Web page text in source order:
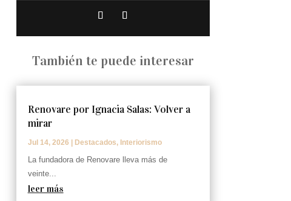
También te puede interesar
Renovare por Ignacia Salas: Volver a
mirar
Jul 14, 2026 Destacados, Interiorismo
La fundadora de Renovare lleva más de
veinte...
leer más